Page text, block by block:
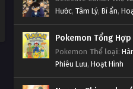
Hước, Tâm Lý, Bí ẩn,
Pokemon Tổng Hợp
Pokemon Thể loại:
Phiêu Lưu, Hoạt Hình